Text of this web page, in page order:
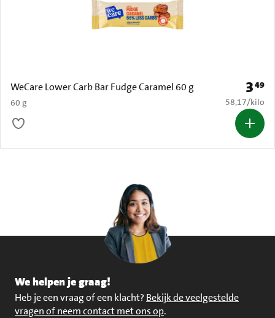
WeCare Lower Carb Bar Fudge Caramel 60 g
60 g
Prijs:
349
€ 58,17 per
58,17/kilo
We helpen je graag!
Heb je een vraag of een klacht? Bekijk de veelgestelde
vragen of neem contact met ons op.